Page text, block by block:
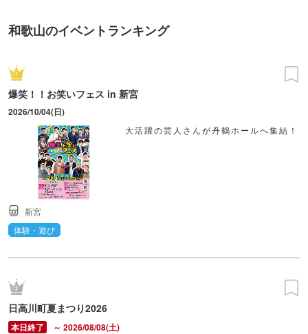
和歌山のイベントランキング
爆笑！！お笑いフェス in 新宮
2026/10/04(日)
大活躍の芸人さんが丹鶴ホールへ集結！
新宮
体験・遊び
日高川町夏まつり2026
～ 2026/08/08(土)